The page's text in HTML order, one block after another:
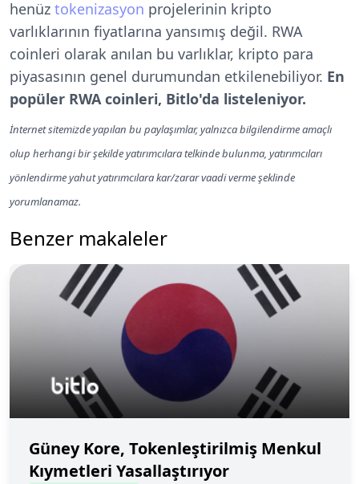
henüz tokenizasyon projelerinin kripto
varlıklarının fiyatlarına yansımış değil. RWA
coinleri olarak anılan bu varlıklar, kripto para
piyasasının genel durumundan etkilenebiliyor. En
popüler RWA coinleri, Bitlo'da listeleniyor.
İnternet sitemizde yapılan bu paylaşımlar, yalnızca bilgilendirme amaçlı
olup herhangi bir şekilde yatırımcılara telkinde bulunma, yatırımcıları
yönlendirme yahut yatırımcılara kar/zarar vaadi verme şeklinde
yorumlanamaz.
Benzer makaleler
Güney Kore, Tokenleştirilmiş Menkul
Kıymetleri Yasallaştırıyor